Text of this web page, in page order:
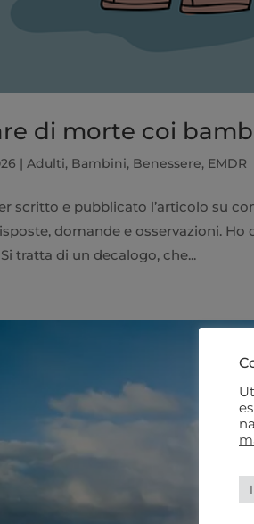
di morte coi
|Adulti, Bambini, Benessere, EMDR
scritto e pubblicato l’articolo su
domande e osservazioni.
tratta di un decalogo, che...